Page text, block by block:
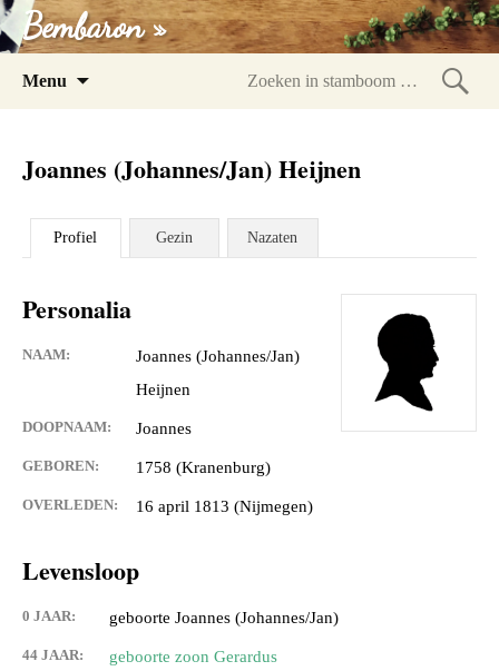
Bembaron »
Menu
Joannes (Johannes/Jan) Heijnen
Profiel Gezin Nazaten
Personalia
NAAM:
Joannes (Johannes/Jan)
Heijnen
DOOPNAAM: Joannes
GEBOREN: 1758 (Kranenburg)
OVERLEDEN: 16 april 1813 (Nijmegen)
Levensloop
0 JAAR: geboorte Joannes (Johannes/Jan)
44 JAAR: geboorte zoon Gerardus